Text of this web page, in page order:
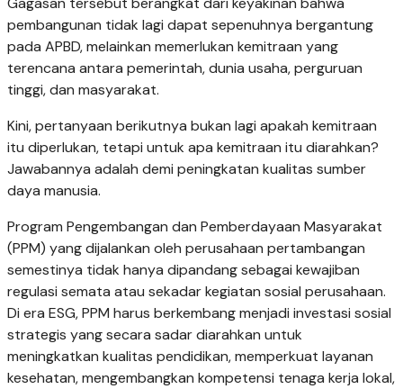
pembangunan tidak lagi dapat sepenuhnya bergantung
pada APBD, melainkan memerlukan kemitraan yang
terencana antara pemerintah, dunia usaha, perguruan
tinggi, dan masyarakat.
Kini, pertanyaan berikutnya bukan lagi apakah kemitraan
itu diperlukan, tetapi untuk apa kemitraan itu diarahkan?
Jawabannya adalah demi peningkatan kualitas sumber
daya manusia.
Program Pengembangan dan Pemberdayaan Masyarakat
(PPM) yang dijalankan oleh perusahaan pertambangan
semestinya tidak hanya dipandang sebagai kewajiban
regulasi semata atau sekadar kegiatan sosial perusahaan.
Di era ESG, PPM harus berkembang menjadi investasi sosial
strategis yang secara sadar diarahkan untuk
meningkatkan kualitas pendidikan, memperkuat layanan
kesehatan, mengembangkan kompetensi tenaga kerja lokal,